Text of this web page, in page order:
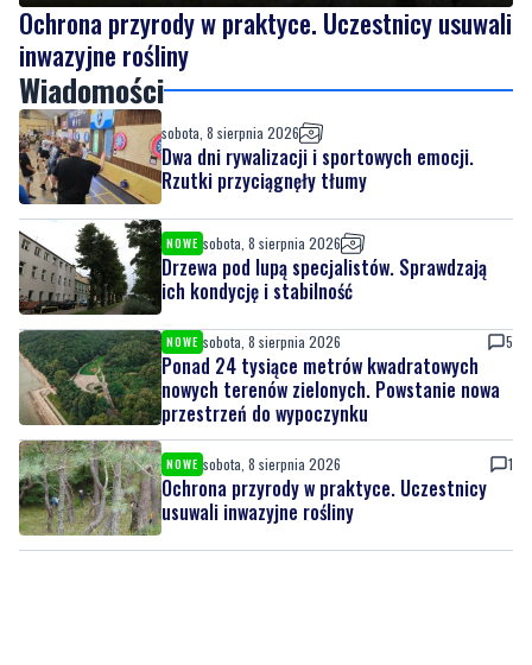
Ochrona przyrody w praktyce. Uczestnicy usuwali
inwazyjne rośliny
Wiadomości
sobota, 8 sierpnia 2026
Dwa dni rywalizacji i sportowych emocji.
Rzutki przyciągnęły tłumy
NOWE sobota, 8 sierpnia 2026
Drzewa pod lupą specjalistów. Sprawdzają
ich kondycję i stabilność
NOWE sobota, 8 sierpnia 2026 5
Ponad 24 tysiące metrów kwadratowych
nowych terenów zielonych. Powstanie nowa
przestrzeń do wypoczynku
NOWE sobota, 8 sierpnia 2026 1
Ochrona przyrody w praktyce. Uczestnicy
usuwali inwazyjne rośliny